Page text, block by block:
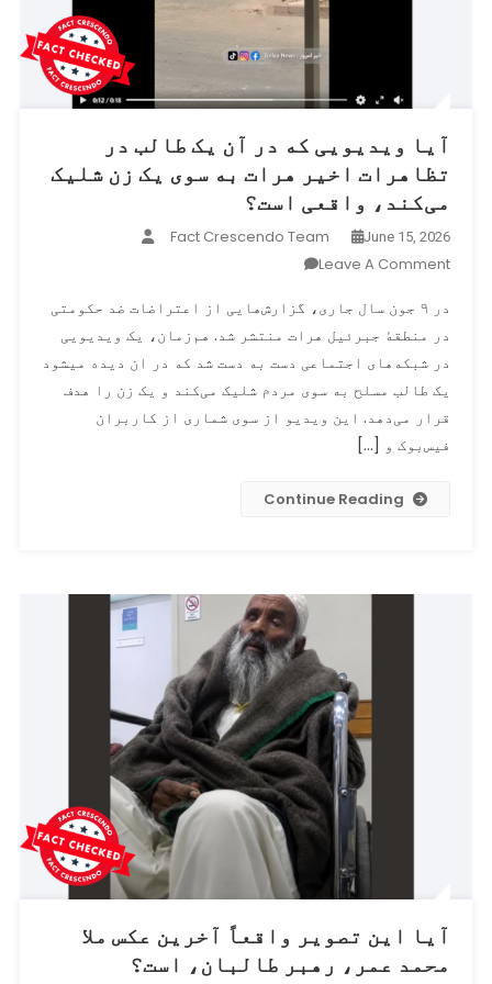
آیا ویدیویی که در آن یک طالب در
تظاهرات اخیر هرات به سوی یک زن شلیک
می‌کند، واقعی است؟
June 15, 2026
Fact Crescendo Team
Leave A Comment
ویدیویی
که
در
آن
تظاهرات
سوی
یک
زن
شلیک
می‌کند،
واقعی
است؟
در ۹ جون سال جاری، گزارش‌هایی از اعتراضات ضد حکومتی
در منطقهٔ جبرئیل هرات منتشر شد. هم‌زمان، یک ویدیویی
در شبکه‌های اجتماعی دست ‌به ‌دست شد که در ان دیده میشود
یک طالب مسلح به سوی مردم شلیک می‌کند و یک زن را هدف
قرار می‌دهد. این ویدیو از سوی شماری از کاربران
فیس‌بوک و […]
Continue Reading
آیا این تصویر واقعاً آخرین عکس ملا
محمد عمر، رهبر طالبان، است؟